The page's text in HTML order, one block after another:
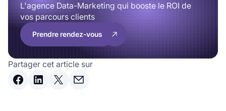
L'agence Data-Marketing qui booste le ROI de
vos parcours clients
Prendre rendez-vous
Partager cet article sur